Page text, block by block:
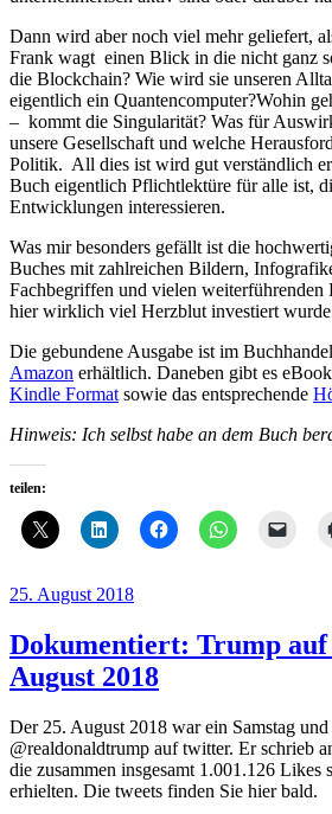
Dann wird aber noch viel mehr geliefert,
Frank wagt einen Blick in die nicht ganz
die Blockchain? Wie wird sie unseren
eigentlich ein Quantencomputer?Wohin
– kommt die Singularität? Was für
unsere Gesellschaft und welche
Politik. All dies ist wird gut verständlich
Buch eigentlich Pflichtlektüre für alle ist,
Entwicklungen interessieren.
Was mir besonders gefällt ist die
Buches mit zahlreichen Bildern,
Fachbegriffen und vielen weiterführenden
hier wirklich viel Herzblut investiert
Die gebundene Ausgabe ist im
Amazon erhältlich. Daneben gibt es
Kindle Format sowie das entsprechende
Hinweis: Ich selbst habe an dem Buch
teilen:
Veröffentlicht
25. August 2018
Dokumentiert: Trump
August 2018
Der 25. August 2018 war ein Samstag
@realdonaldtrump auf twitter. Er schrieb
die zusammen insgesamt 1.001.126 Likes
erhielten. Die tweets finden Sie hier bald.